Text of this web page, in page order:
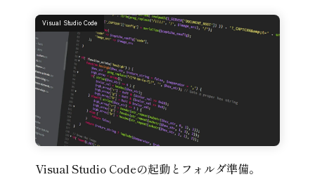
Visual Studio Code
Visual Studio Codeの起動とフォルダ準備。